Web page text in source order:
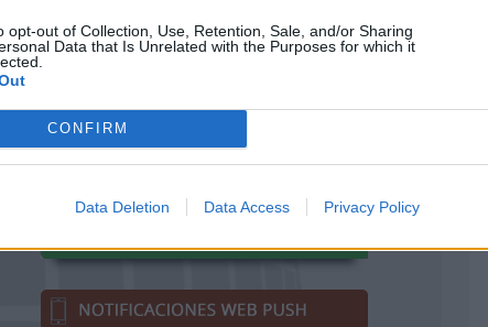
opt-out of Collection, Use, Retention, Sale, and/or Sharing
Data that Is Unrelated with the Purposes for which it
CONFIRM
Data Deletion Data Access Privacy Policy